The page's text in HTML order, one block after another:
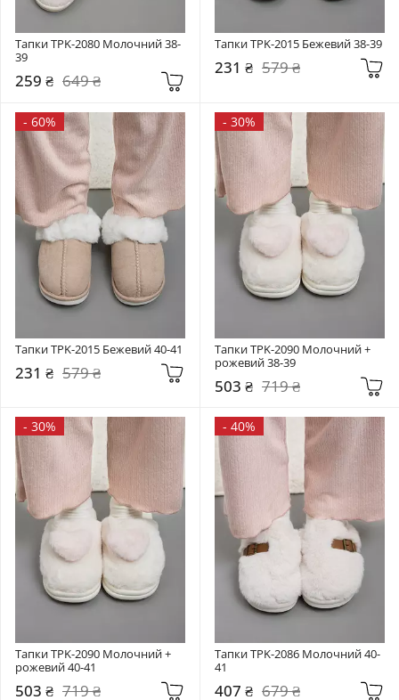
Тапки TPK-2080 Молочний 38-
39
259 ₴ 649 ₴
Тапки TPK-2015 Бежевий 38-39
231 ₴ 579 ₴
- 60%
Тапки TPK-2015 Бежевий 40-41
231 ₴ 579 ₴
- 30%
Тапки TPK-2090 Молочний +
рожевий 38-39
503 ₴ 719 ₴
- 30%
Тапки TPK-2090 Молочний +
рожевий 40-41
503 ₴ 719 ₴
- 40%
Тапки TPK-2086 Молочний 40-
41
407 ₴ 679 ₴